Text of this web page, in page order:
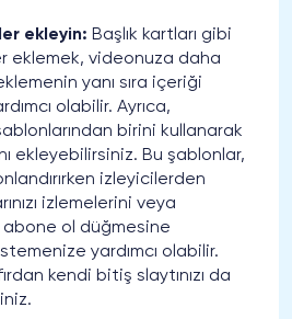
ekleyin: Başlık kartları gibi
eklemek, videonuza daha
yanı sıra içeriği
olabilir. Ayrıca,
birini kullanarak
ekleyebilirsiniz. Bu şablonlar,
izleyicilerden
izlemelerini veya
abone ol düğmesine
istemenize yardımcı olabilir.
kendi bitiş slaytınızı da